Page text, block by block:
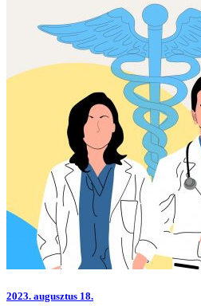
2023. augusztus 18.